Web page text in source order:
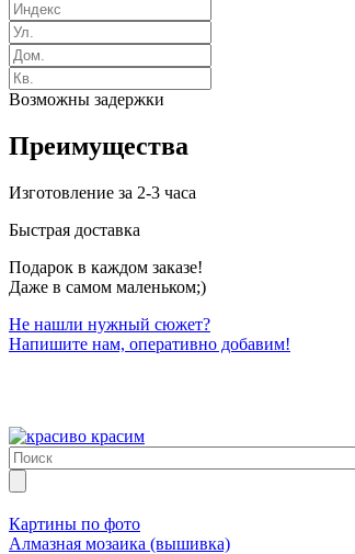
Возможны задержки
Преимущества
Изготовление за 2-3 часа
Быстрая доставка
Подарок в каждом заказе!
Даже в самом маленьком;)
Не нашли нужный сюжет?
Напишите нам, оперативно добавим!
Картины по фото
Алмазная мозаика (вышивка)